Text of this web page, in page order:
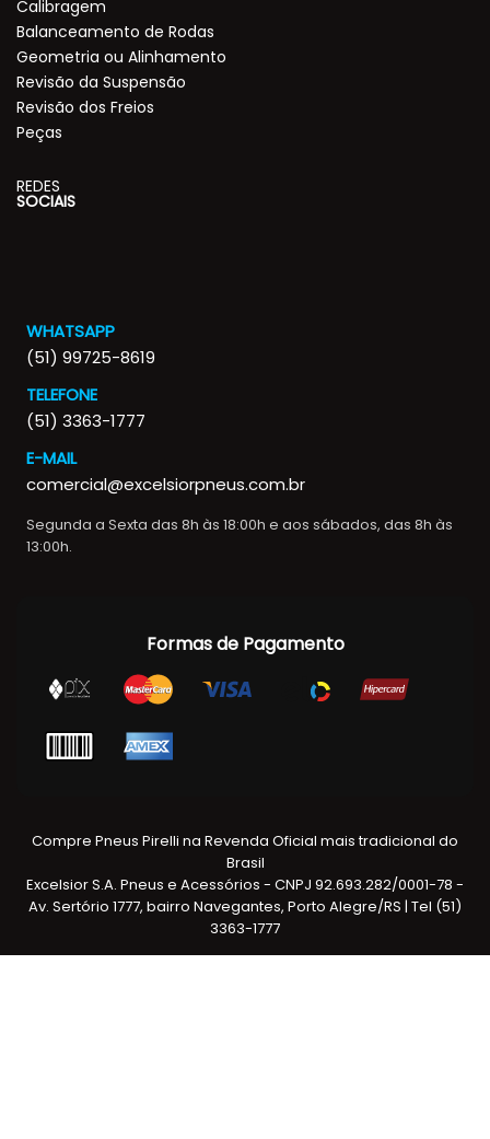
Calibragem
Balanceamento de Rodas
Geometria ou Alinhamento
Revisão da Suspensão
Revisão dos Freios
Peças
REDES
SOCIAIS
WHATSAPP
(51) 99725-8619
TELEFONE
(51) 3363-1777
E-MAIL
comercial@excelsiorpneus.com.br
Segunda a Sexta das 8h às 18:00h e aos sábados, das 8h às
13:00h.
Formas de Pagamento
Compre Pneus Pirelli na Revenda Oficial mais tradicional do
Brasil
Excelsior S.A. Pneus e Acessórios - CNPJ 92.693.282/0001-78 -
Av. Sertório 1777, bairro Navegantes, Porto Alegre/RS | Tel (51)
3363-1777